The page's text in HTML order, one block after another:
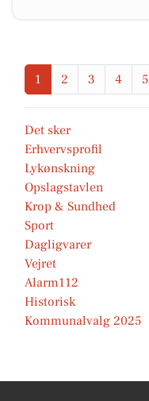
1 2 3 4 5
Det sker
Erhvervsprofil
Lykønskning
Opslagstavlen
Krop & Sundhed
Sport
Dagligvarer
Vejret
Alarm112
Historisk
Kommunalvalg 2025